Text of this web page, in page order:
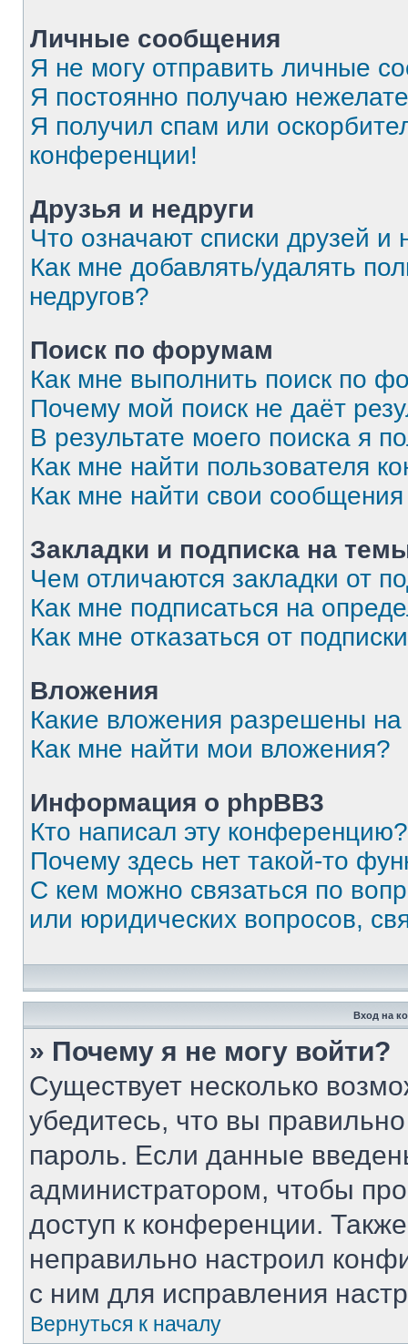
Личные сообщения
Я не могу отправить личные
Я постоянно получаю
Я получил спам или
конференции!
Друзья и недруги
Что означают списки друзей и
Как мне добавлять/удалять
недругов?
Поиск по форумам
Как мне выполнить поиск по
Почему мой поиск не даёт
В результате моего поиска я
Как мне найти пользователя
Как мне найти свои
Закладки и подписка на
Чем отличаются закладки от
Как мне подписаться на
Как мне отказаться от
Вложения
Какие вложения разрешены
Как мне найти мои вложения?
Информация о phpBB3
Кто написал эту конференцию?
Почему здесь нет такой-то
С кем можно связаться по
или юридических вопросов,
Вход на
» Почему я не могу войти?
Существует несколько
убедитесь, что вы
пароль. Если данные
администратором, чтобы
доступ к конференции.
неправильно настроил
с ним для исправления
Вернуться к началу